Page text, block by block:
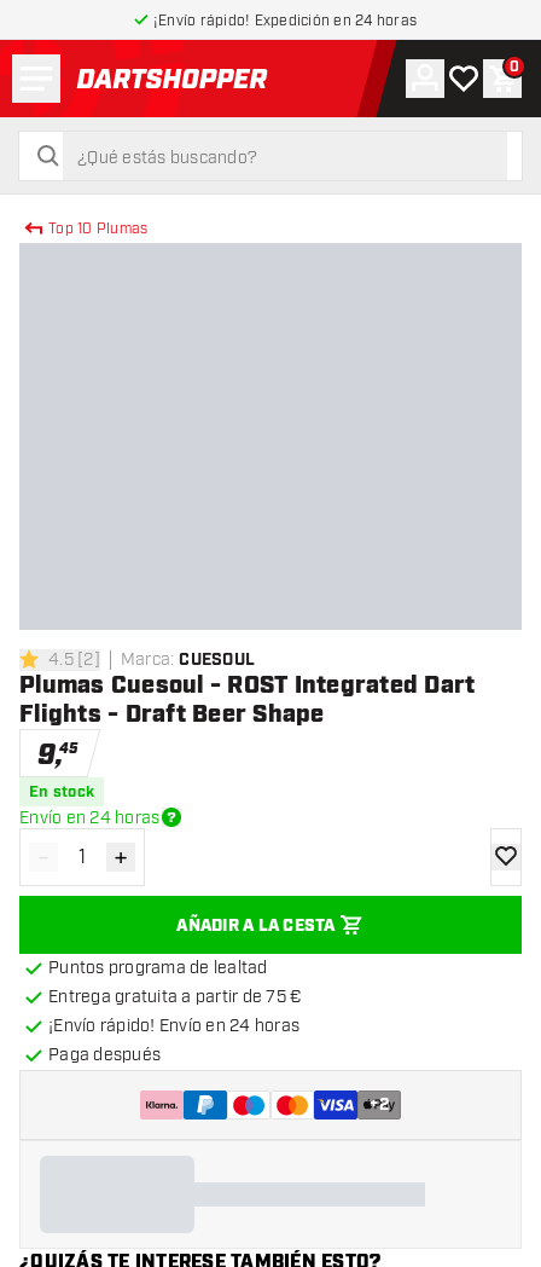
¡Envío rápido! Expedición en 24 horas
volver a la página de inicio
buscar
buscar
Cuenta
Mi lista de
0
Top 10 Plumas
4.5 estrellas de puntuación
4.5[2] Marca: CUESOUL
Plumas Cuesoul - ROST Integrated Dart
Flights - Draft Beer Shape
9,45
En stock
Envío en 24 horas
Disminuir cantidad
- Aumentar cantidad
+
AÑADIR A LA CESTA
Puntos programa de lealtad
Entrega gratuita a partir de 75 €
¡Envío rápido! Envío en 24 horas
Paga después
+2